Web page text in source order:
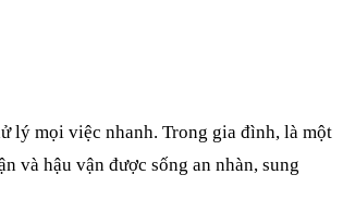
lý mọi việc nhanh. Trong gia đình, là một
và hậu vận được sống an nhàn, sung